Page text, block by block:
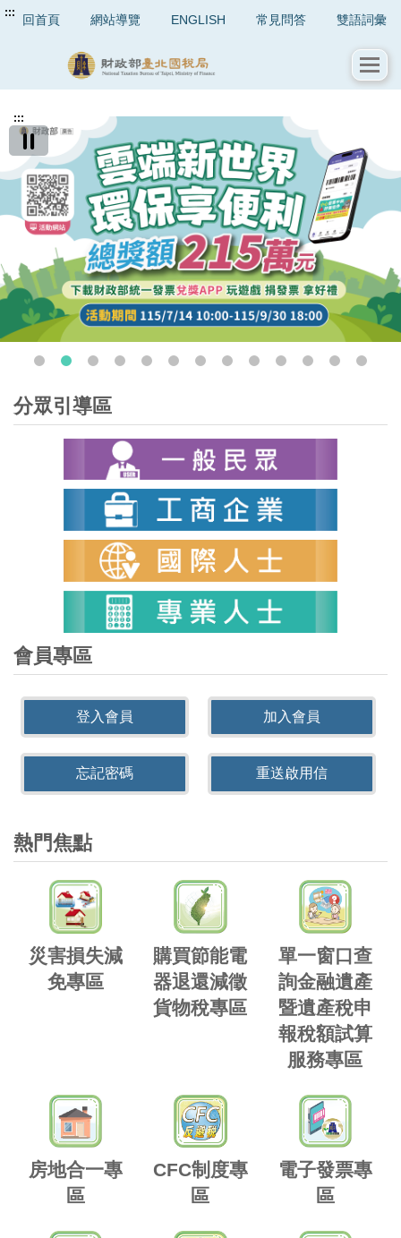
::: 回首頁 網站導覽 ENGLISH 常見問答 雙語詞彙
:::
分眾引導區
會員專區
登入會員 加入會員
忘記密碼 重送啟用信
熱門焦點
災害損失減
免專區
購買節能電
器退還減徵
貨物稅專區
單一窗口查
詢金融遺產
暨遺產稅申
報稅額試算
服務專區
房地合一專
區
CFC制度專
區
電子發票專
區